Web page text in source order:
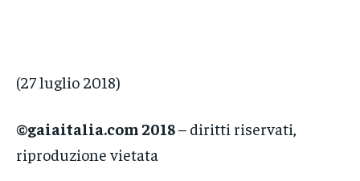
(27 luglio 2018)
©gaiaitalia.com 2018– diritti riservati,
riproduzione vietata